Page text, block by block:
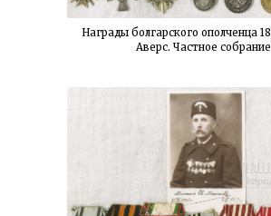
Награды болгарского ополченца
Аверс. Частное собрание